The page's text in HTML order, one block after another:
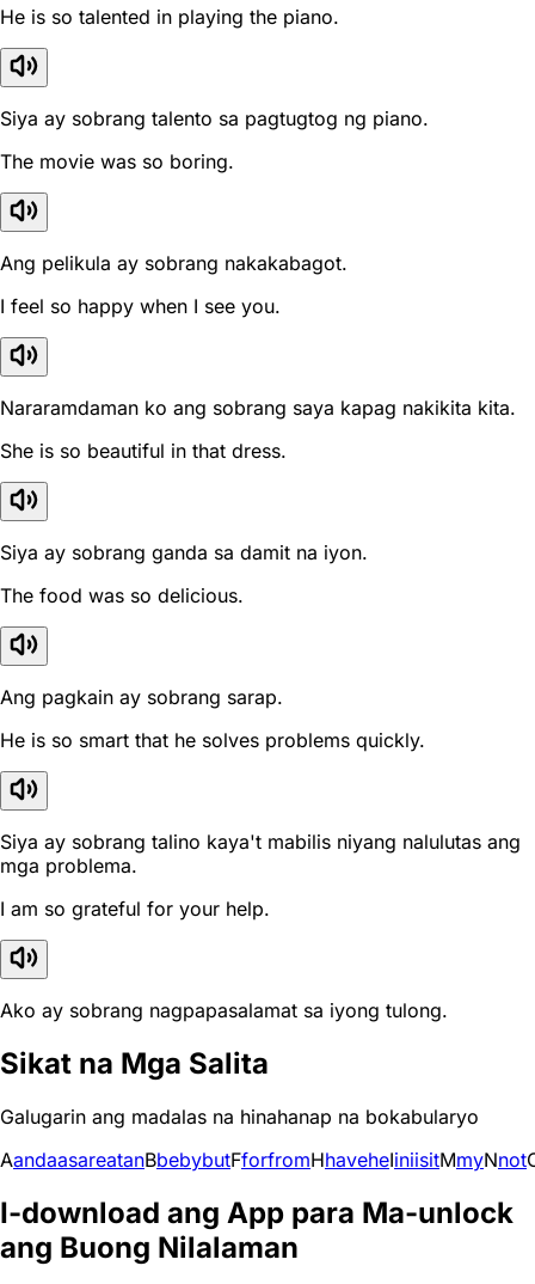
He is so talented in playing the piano.
Siya ay sobrang talento sa pagtugtog ng piano.
The movie was so boring.
Ang pelikula ay sobrang nakakabagot.
I feel so happy when I see you.
Nararamdaman ko ang sobrang saya kapag nakikita kita.
She is so beautiful in that dress.
Siya ay sobrang ganda sa damit na iyon.
The food was so delicious.
Ang pagkain ay sobrang sarap.
He is so smart that he solves problems quickly.
Siya ay sobrang talino kaya't mabilis niyang nalulutas ang
mga problema.
I am so grateful for your help.
Ako ay sobrang nagpapasalamat sa iyong tulong.
Sikat na Mga Salita
Galugarin ang madalas na hinahanap na bokabularyo
AandaasareatanBbebybutFforfromHhaveheIiniisitMmyNnot
I-download ang App para Ma-unlock
ang Buong Nilalaman